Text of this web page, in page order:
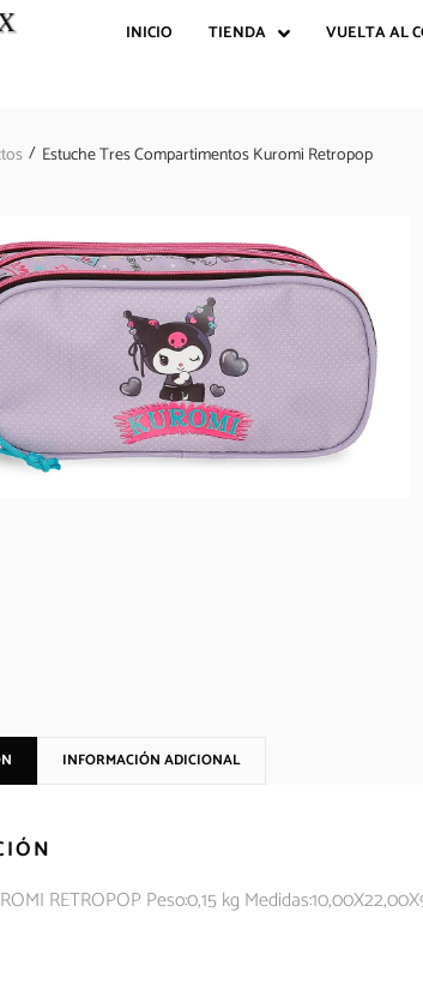
INICIO TIENDA VUELTA AL
/ Estuche Tres Compartimentos Kuromi Retropop
INFORMACIÓN ADICIONAL
RETROPOP Peso:0,15 kg